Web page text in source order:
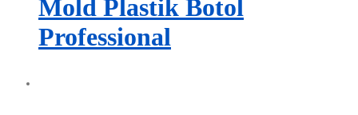
Mold Plastik Botol
Professional